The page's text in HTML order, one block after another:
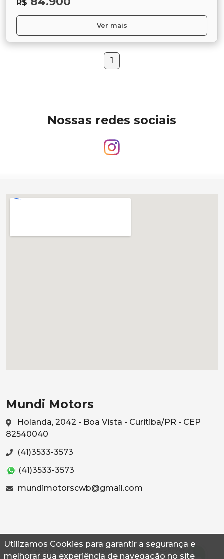
Utilizamos Cookies para garantir a segurança e
melhorar sua experiência de navegação no site
R$
Ver mais
1
Nossas redes sociais
Mundi Motors
Holanda, 2042 - Boa Vista - Curitiba/PR - CEP
82540040
(41)3533-3573
(41)3533-3573
mundimotorscwb@gmail.com
© 2026 Autoconf. Todos os direitos reservados.